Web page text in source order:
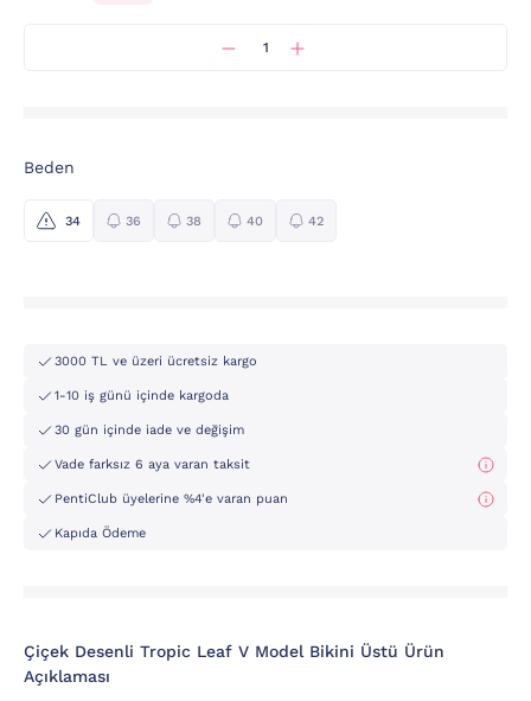
Beden
34 36 38 40 42
3000 TL ve üzeri ücretsiz kargo
1-10 iş günü içinde kargoda
30 gün içinde iade ve değişim
Vade farksız 6 aya varan taksit
PentiClub üyelerine %4'e varan puan
Kapıda Ödeme
Çiçek Desenli Tropic Leaf V Model Bikini Üstü Ürün
Açıklaması